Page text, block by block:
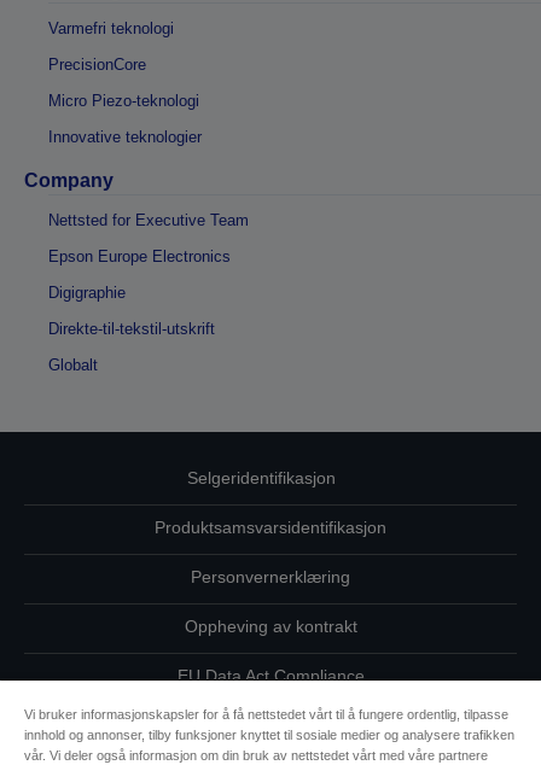
Varmefri teknologi
PrecisionCore
Micro Piezo-teknologi
Innovative teknologier
Company
Nettsted for Executive Team
Epson Europe Electronics
Digigraphie
Direkte-til-tekstil-utskrift
Globalt
Selgeridentifikasjon
Produktsamsvarsidentifikasjon
Personvernerklæring
Oppheving av kontrakt
EU Data Act Compliance
Ta kontakt med oss vedrørende personopplysningene dine
Vi bruker informasjonskapsler for å få nettstedet vårt til å fungere ordentlig, tilpasse
innhold og annonser, tilby funksjoner knyttet til sosiale medier og analysere trafikken
vår. Vi deler også informasjon om din bruk av nettstedet vårt med våre partnere